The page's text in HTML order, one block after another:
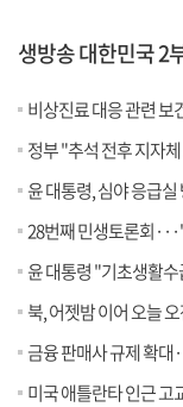
생방송 대한민국 2
비상진료 대응 관련 보
정부 "추석 전후 지자체
윤 대통령, 심야 응급
28번째 민생토론회
윤 대통령 "기초생활
북, 어젯밤 이어 오늘
금융 판매사 규제 확대
미국 애틀란타 인근 고